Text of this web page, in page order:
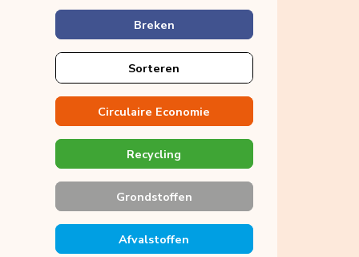
Breken
Sorteren
Circulaire Economie
Recycling
Grondstoffen
Afvalstoffen